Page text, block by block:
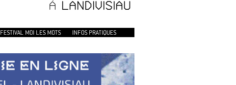
À LANDIVISIAU
FESTIVAL MOI LES MOTS INFOS PRATIQUES